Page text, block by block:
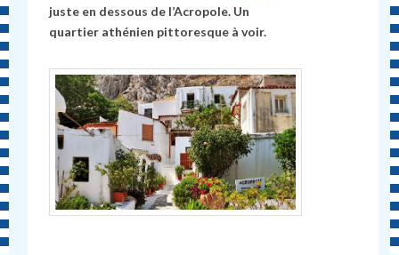
juste en dessous de l’Acropole. Un
quartier athénien pittoresque à voir.